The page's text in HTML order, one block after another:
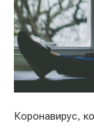
Коронавирус,